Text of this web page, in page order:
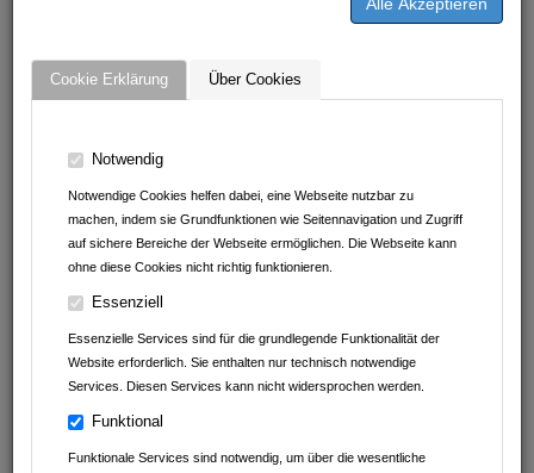
Cookie Erklärung Über Cookies
Notwendig
Notwendige Cookies helfen dabei, eine Webseite nutzbar zu
machen, indem sie Grundfunktionen wie Seitennavigation und Zugriff
auf sichere Bereiche der Webseite ermöglichen. Die Webseite kann
ohne diese Cookies nicht richtig funktionieren.
Essenziell
Essenzielle Services sind für die grundlegende Funktionalität der
Website erforderlich. Sie enthalten nur technisch notwendige
Services. Diesen Services kann nicht widersprochen werden.
Funktional
Funktionale Services sind notwendig, um über die wesentliche
Gasthaus Linde
BAUMGÄRTNER & SCHULZ METALLBAU GmbH
Beck GmbH
Klein Tortechnik Service